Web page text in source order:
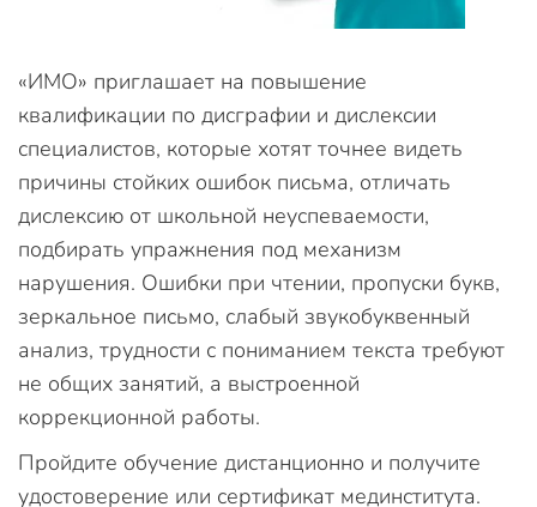
«ИМО» приглашает на повышение
квалификации по дисграфии и дислексии
специалистов, которые хотят точнее видеть
причины стойких ошибок письма, отличать
дислексию от школьной неуспеваемости,
подбирать упражнения под механизм
нарушения. Ошибки при чтении, пропуски букв,
зеркальное письмо, слабый звукобуквенный
анализ, трудности с пониманием текста требуют
не общих занятий, а выстроенной
коррекционной работы.
Пройдите обучение дистанционно и получите
удостоверение или сертификат мединститута.